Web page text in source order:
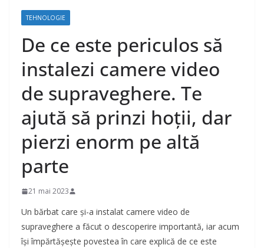
TEHNOLOGIE
De ce este periculos să
instalezi camere video
de supraveghere. Te
ajută să prinzi hoţii, dar
pierzi enorm pe altă
parte
21 mai 2023
Un bărbat care și-a instalat camere video de
supraveghere a făcut o descoperire importantă, iar acum
își împărtășește povestea în care explică de ce este